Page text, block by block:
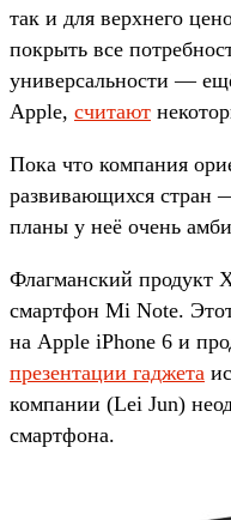
так и для верхнего
покрыть все
универсальности —
Apple, считают
Пока что компания
развивающихся
планы у неё очень
Флагманский
смартфон Mi Note.
на Apple iPhone 6 и
презентации гаджета
компании (Lei Jun)
смартфона.